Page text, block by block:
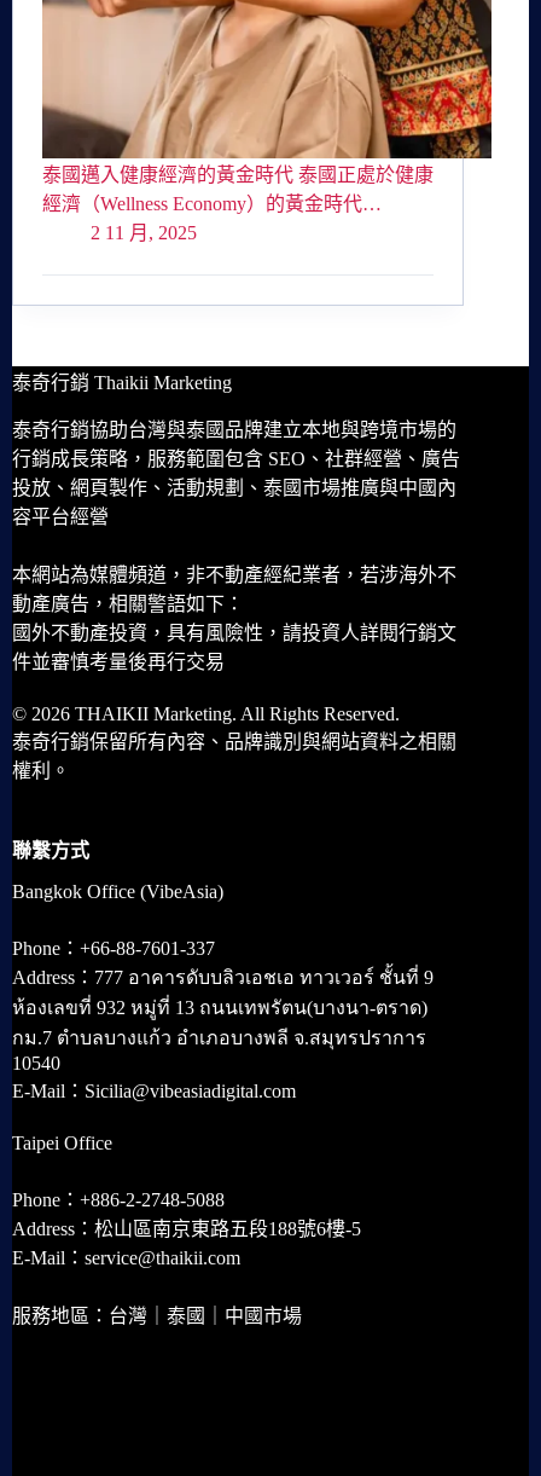
泰國邁入健康經濟的黃金時代 泰國正處於健康
經濟（Wellness Economy）的黃金時代…
2 11 月, 2025
泰奇行銷 Thaikii Marketing
泰奇行銷協助台灣與泰國品牌建立本地與跨境市場的
行銷成長策略，服務範圍包含 SEO、社群經營、廣告
投放、網頁製作、活動規劃、泰國市場推廣與中國內
容平台經營
本網站為媒體頻道，非不動產經紀業者，若涉海外不
動產廣告，相關警語如下：
國外不動產投資，具有風險性，請投資人詳閱行銷文
件並審慎考量後再行交易
© 2026 THAIKII Marketing. All Rights Reserved.
泰奇行銷保留所有內容、品牌識別與網站資料之相關
權利。
聯繫方式
Bangkok Office (VibeAsia)
Phone：+66-88-7601-337
Address：777 อาคารดับบลิวเอชเอ ทาวเวอร์ ชั้นที่ 9
ห้องเลขที่ 932 หมู่ที่ 13 ถนนเทพรัตน(บางนา-ตราด)
กม.7 ตำบลบางแก้ว อำเภอบางพลี จ.สมุทรปราการ
10540
E-Mail：Sicilia@vibeasiadigital.com
Taipei Office
Phone：+886-2-2748-5088
Address：松山區南京東路五段188號6樓-5
E-Mail：service@thaikii.com
服務地區：台灣｜泰國｜中國市場